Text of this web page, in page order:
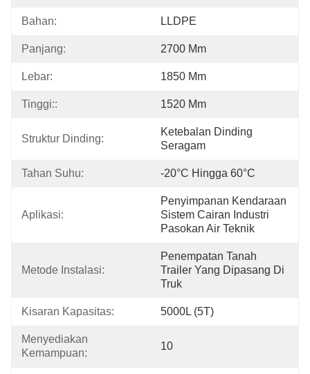
Bahan: LLDPE
Panjang: 2700 Mm
Lebar: 1850 Mm
Tinggi:: 1520 Mm
Struktur Dinding:
Ketebalan Dinding
Seragam
Tahan Suhu: -20°C Hingga 60°C
Aplikasi:
Penyimpanan Kendaraan
Sistem Cairan Industri
Pasokan Air Teknik
Metode Instalasi:
Penempatan Tanah
Trailer Yang Dipasang Di
Truk
Kisaran Kapasitas: 5000L (5T)
Menyediakan
Kemampuan:
10